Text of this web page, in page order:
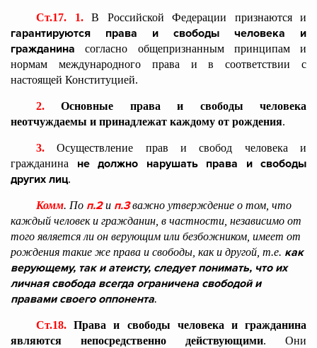
Ст.17. 1. В Российской Федерации признаются и
гарантируются права и свободы человека и
гражданина согласно общепризнанным принципам и
нормам международного права и в соответствии с
настоящей Конституцией.
2.
Основные права и свободы человека
неотчуждаемы и принадлежат каждому от рождения.
3.
Осуществление прав и свобод человека и
гражданина не должно нарушать права и свободы
других лиц.
Комм. По п.2и п.3важно утверждение о том, что
каждый человек и гражданин, в частности, независимо от
того является ли он верующим или безбожником, имеет от
рождения такие же права и свободы, как и другой, т.е. как
верующему, так и атеисту, следует понимать, что их
личная свобода всегда ограничена свободой и
правами своего оппонента.
Ст.18. Права и свободы человека и гражданина
являются непосредственно действующими. Они